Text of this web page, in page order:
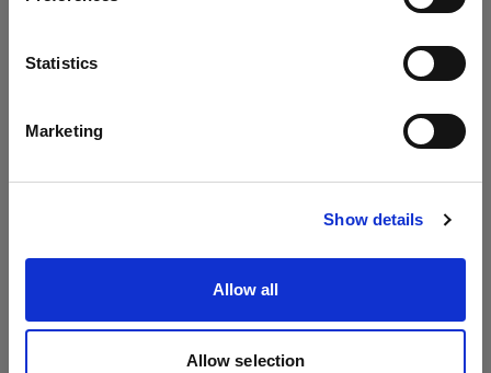
Statistics
Marketing
Show details
Allow all
Allow selection
サイトにアクセス